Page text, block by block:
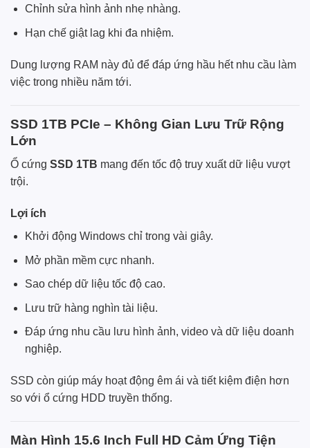
Chỉnh sửa hình ảnh nhẹ nhàng.
Hạn chế giật lag khi đa nhiệm.
Dung lượng RAM này đủ để đáp ứng hầu hết nhu cầu làm
việc trong nhiều năm tới.
SSD 1TB PCIe – Không Gian Lưu Trữ Rộng
Lớn
Ổ cứng SSD 1TB mang đến tốc độ truy xuất dữ liệu vượt
trội.
Lợi ích
Khởi động Windows chỉ trong vài giây.
Mở phần mềm cực nhanh.
Sao chép dữ liệu tốc độ cao.
Lưu trữ hàng nghìn tài liệu.
Đáp ứng nhu cầu lưu hình ảnh, video và dữ liệu doanh
nghiệp.
SSD còn giúp máy hoạt động êm ái và tiết kiệm điện hơn
so với ổ cứng HDD truyền thống.
Màn Hình 15.6 Inch Full HD Cảm Ứng Tiện